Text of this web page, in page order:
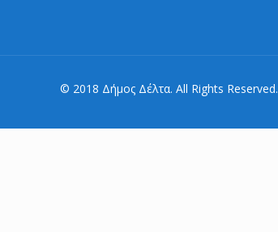
© 2018 Δήμος Δέλτα. All Rights Reserved.